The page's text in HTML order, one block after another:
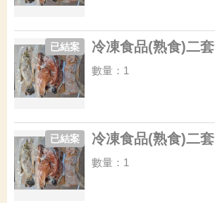
冷凍食品(熟食)二套
已結案
數量：1
冷凍食品(熟食)二套
已結案
數量：1